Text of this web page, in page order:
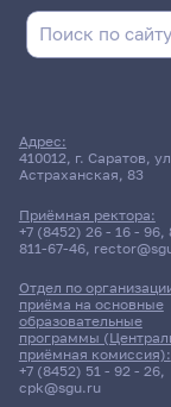
Адрес:
410012, г. Саратов,
Астраханская, 83
Приёмная ректора:
+7 (8452) 26 - 16 - 96,
811-67-46,
Отдел по
приёма на основные
образовательные
программы
приёмная комиссия):
+7 (8452) 51 - 92 - 26,
cpk@sgu.ru